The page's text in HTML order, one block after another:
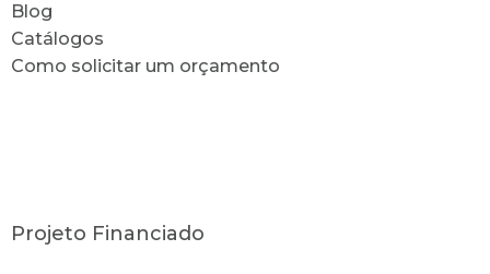
Blog
Catálogos
Como solicitar um orçamento
Projeto Financiado